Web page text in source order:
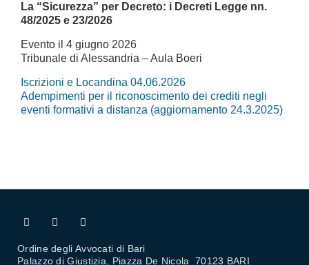
La “Sicurezza” per Decreto: i Decreti Legge nn.
48/2025 e 23/2026
Evento il 4 giugno 2026
Tribunale di Alessandria – Aula Boeri
Iscrizioni e Locandina 04.06.2026
Adempimenti per il riconoscimento dei crediti negli
eventi formativi a distanza (aggiornamento 24.3.2025)
Ordine degli Avvocati di Bari
Palazzo di Giustizia, Piazza De Nicola 70123 BARI